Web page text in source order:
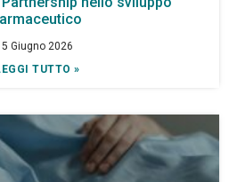
5 Giugno 2026
TUTTO »